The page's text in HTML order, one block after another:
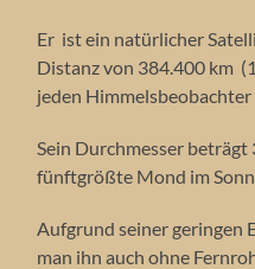
Er ist ein natürlicher
Distanz von 384.400 km
jeden Himmelsbeobachter
Sein Durchmesser
fünftgrößte Mond im
Aufgrund seiner geringen
man ihn auch ohne